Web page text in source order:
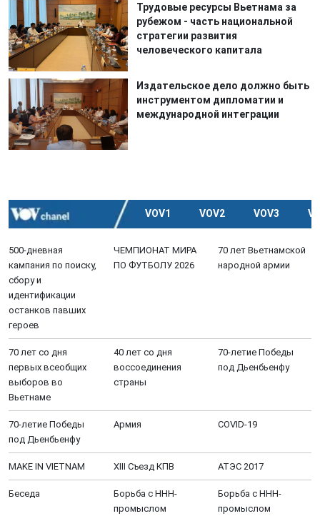
Трудовые ресурсы Вьетнама за
рубежом - часть национальной
стратегии развития
человеческого капитала
Издательское дело должно быть
инструментом дипломатии и
международной интеграции
VOV1 VOV2 VOV3
500-дневная
кампания по поиску,
сбору и
идентификации
останков павших
героев
ЧЕМПИОНАТ МИРА
ПО ФУТБОЛУ 2026
70 лет Вьетнамской
народной армии
70 лет со дня
первых всеобщих
выборов во
Вьетнаме
40 лет со дня
воссоединения
страны
70-летие Победы
под Дьенбьенфу
70-летие Победы
под Дьенбьенфу
Aрмия COVID-19
MAKE IN VIETNAM XIII Cъезд КПВ АТЭС 2017
Беседа
Борьба с ННН-
промыслом
Борьба с ННН-
промыслом